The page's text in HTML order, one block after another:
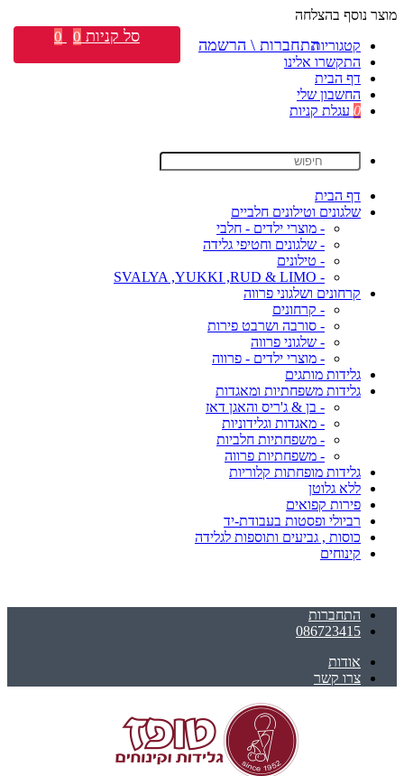
מוצר נוסף בהצלחה
קטגוריות
התקשרו אלינו
דף הבית
החשבון שלי
0 עגלת קניות
דף הבית
שלגונים וטילונים חלביים
- מוצרי ילדים - חלבי
- שלגונים וחטיפי גלידה
- טילונים
- SVALYA ,YUKKI ,RUD & LIMO
קרחונים ושלגוני פרווה
- קרחונים
- סורבה ושרבט פירות
- שלגוני פרווה
- מוצרי ילדים - פרווה
גלידות מותגים
גלידות משפחתיות ומאגדות
- בן & ג'ריס והאגן דאז
- מאגדות וגלידוניות
- משפחתיות חלביות
- משפחתיות פרווה
גלידות מופחתות קלוריות
ללא גלוטן
פירות קפואים
רביולי ופסטות בעבודת-יד
כוסות , גביעים ותוספות לגלידה
קינוחים
התחברות
086723415
אודות
צרו קשר
התחברות \ הרשמה סל קניות 0
0